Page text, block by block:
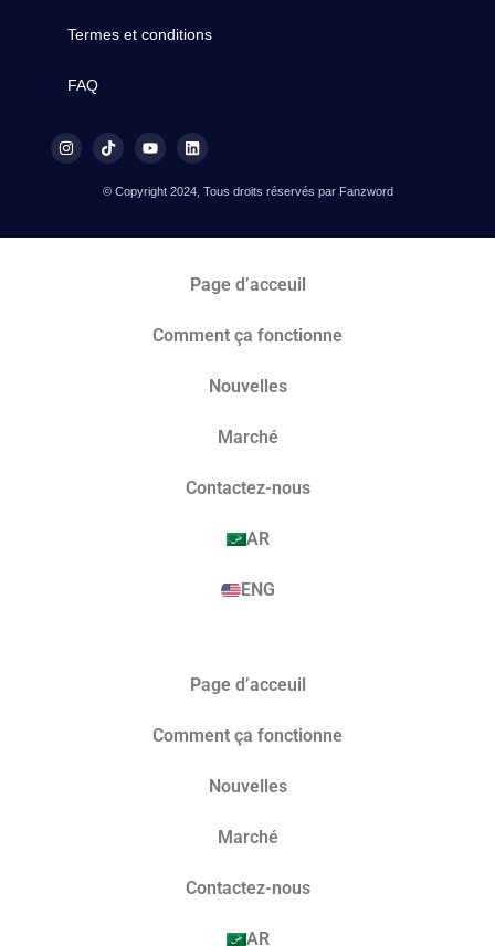
Termes et conditions
FAQ
© Copyright 2024, Tous droits réservés par Fanzword
Page d’acceuil
Comment ça fonctionne
Nouvelles
Marché​
Contactez-nous
AR
ENG
Page d’acceuil
Comment ça fonctionne
Nouvelles
Marché​
Contactez-nous
AR